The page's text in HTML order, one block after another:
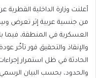
أعلنت وزارة الداخلية
من جنسية عربية إثر تعرض
العسكرية في المنطقة، فيما
والإنقاذ والتحقيق فور تأخّر
الحادثة في ظل استمرار
والحدود، بحسب البيان الرسمي